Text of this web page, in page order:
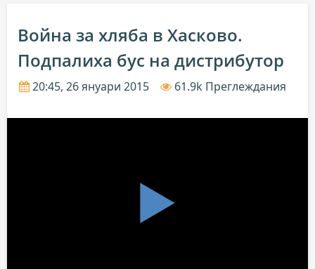
Война за хляба в Хасково.
Подпалиха бус на дистрибутор
20:45, 26 януари 2015 61.9k Преглеждания